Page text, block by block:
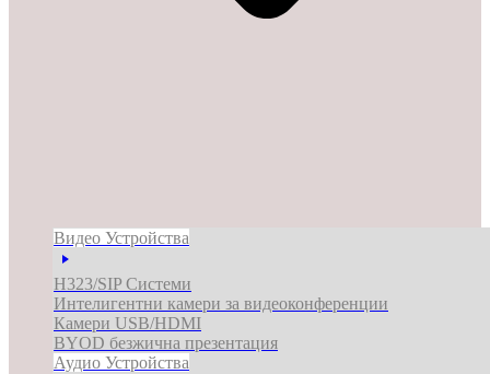
Видео Устройства
H323/SIP Системи
Интелигентни камери за видеоконференции
Камери USB/HDMI
BYOD безжична презентация
Аудио Устройства